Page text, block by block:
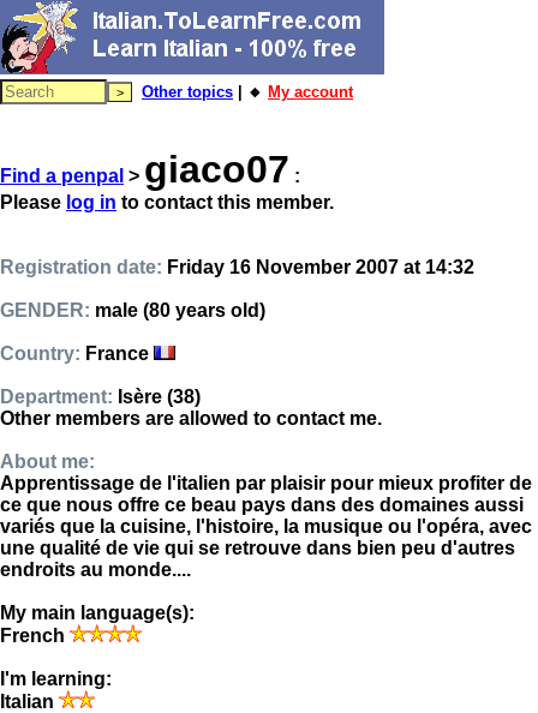
Other topics | 🔸 My account
Find a penpal > giaco07 :
Please log in to contact this member.
Registration date: Friday 16 November 2007 at 14:32
GENDER: male (80 years old)
Country: France
Department: Isère (38)
Other members are allowed to contact me.
About me:
Apprentissage de l'italien par plaisir pour mieux profiter de
ce que nous offre ce beau pays dans des domaines aussi
variés que la cuisine, l'histoire, la musique ou l'opéra, avec
une qualité de vie qui se retrouve dans bien peu d'autres
endroits au monde....
My main language(s):
French
I'm learning:
Italian